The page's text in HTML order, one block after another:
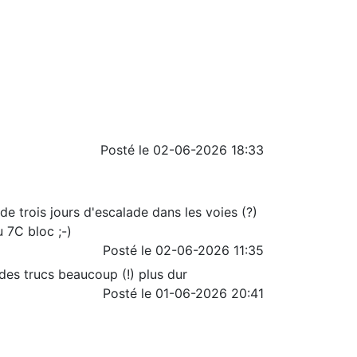
Posté le 02-06-2026 18:33
trois jours d'escalade dans les voies (?)
7C bloc ;-)
Posté le 02-06-2026 11:35
trucs beaucoup (!) plus dur
Posté le 01-06-2026 20:41